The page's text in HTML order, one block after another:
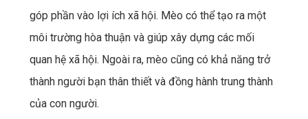
góp phần vào lợi ích xã hội. Mèo có thể tạo ra một
môi trường hòa thuận và giúp xây dựng các mối
quan hệ xã hội. Ngoài ra, mèo cũng có khả năng trở
thành người bạn thân thiết và đồng hành trung thành
của con người.